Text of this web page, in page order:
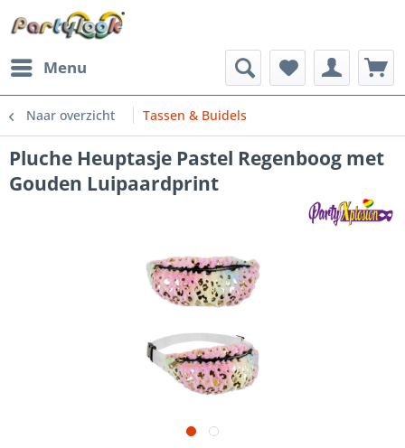
Menu
Naar overzicht Tassen & Buidels
Pluche Heuptasje Pastel Regenboog met
Gouden Luipaardprint